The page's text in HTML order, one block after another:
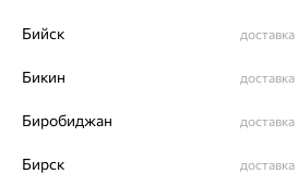
Бийск доставка
Бикин доставка
Биробиджан доставка
Бирск доставка